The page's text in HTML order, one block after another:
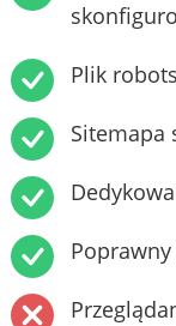
Plik
Sitemapa